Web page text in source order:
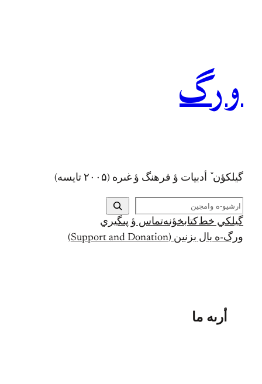
ورگ
گيلکؤن ٚ أدبیات ؤ فرهنگ ؤ غىره (۲۰۰۵ تايسه)
ج
س
ت
ج
گيلکي خط کتابخؤنهتماس ؤ پىگيري
ورگ-ه بال بزنين (Support and Donation)
أرىه ما